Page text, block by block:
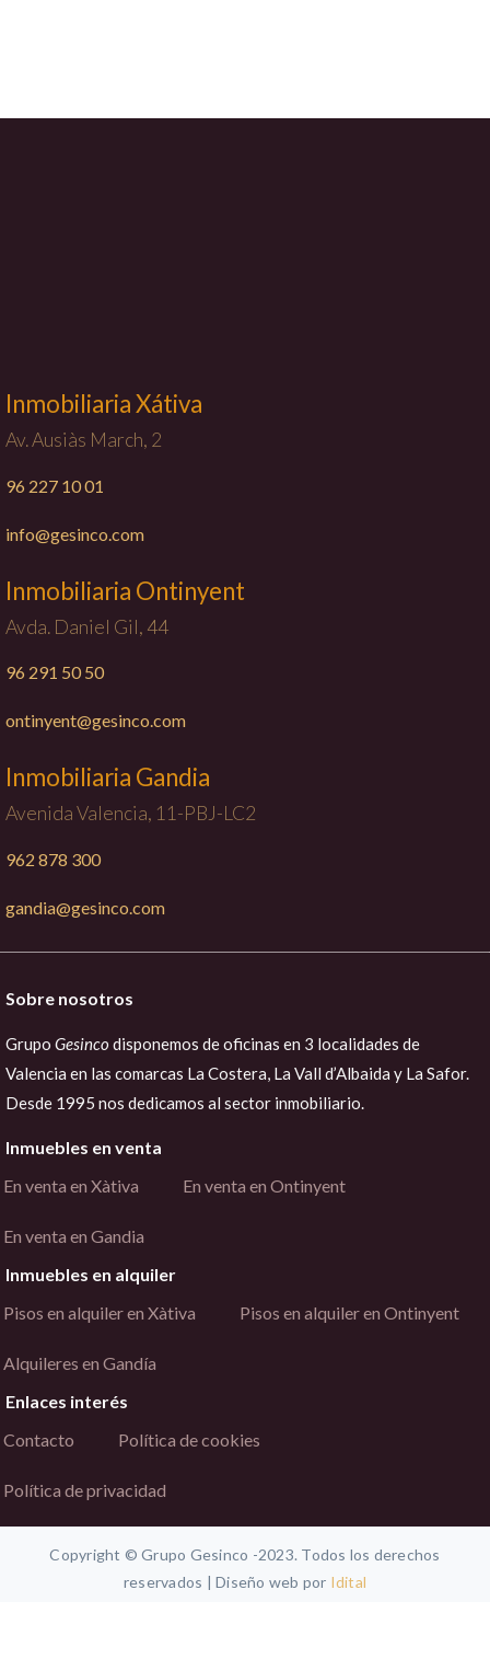
Inmobiliaria Xátiva
Av. Ausiàs March, 2
96 227 10 01
info@gesinco.com
Inmobiliaria Ontinyent
Avda. Daniel Gil, 44
96 291 50 50
ontinyent@gesinco.com
Inmobiliaria Gandia
Avenida Valencia, 11-PBJ-LC2
962 878 300
gandia@gesinco.com
Sobre nosotros
GrupoGesinco disponemos de oficinas en 3 localidades de
Valencia en las comarcas La Costera, La Vall d’Albaida y La Safor.
Desde 1995 nos dedicamos al sector inmobiliario.
Inmuebles en venta
En venta en Xàtiva
En venta en Ontinyent
En venta en Gandia
Inmuebles en alquiler
Pisos en alquiler en Xàtiva
Pisos en alquiler en Ontinyent
Alquileres en Gandía
Enlaces interés
Contacto
Política de cookies
Política de privacidad
Copyright © Grupo Gesinco -2023. Todos los derechos
reservados | Diseño web por Idital